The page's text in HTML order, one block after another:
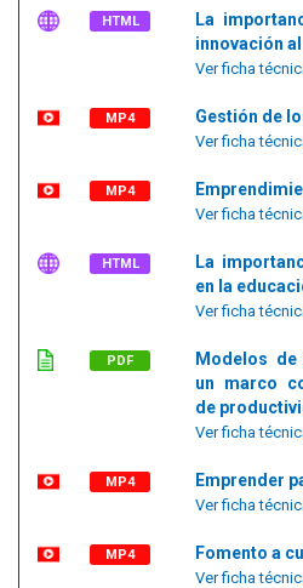
HTML
La
innovación
Ver ficha
MP4 Gestión de
Ver ficha
MP4
Ver ficha
HTML
La
en la
Ver ficha
PDF
Modelos
un marco
de
Ver ficha
MP4 Emprender
Ver ficha
MP4 Fomento a
Ver ficha